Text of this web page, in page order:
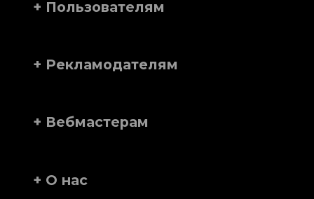
+ Пользователям
+ Рекламодателям
+ Вебмастерам
+ О нас